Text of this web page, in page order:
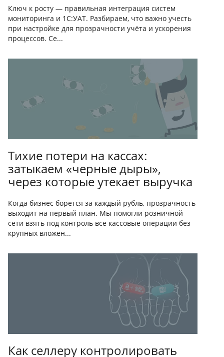
Ключ к росту — правильная интеграция систем
мониторинга и 1С:УАТ. Разбираем, что важно учесть
при настройке для прозрачности учёта и ускорения
процессов. Се...
Тихие потери на кассах:
затыкаем «черные дыры»,
через которые утекает выручка
Когда бизнес борется за каждый рубль, прозрачность
выходит на первый план. Мы помогли розничной
сети взять под контроль все кассовые операции без
крупных вложен...
Как селлеру контролировать